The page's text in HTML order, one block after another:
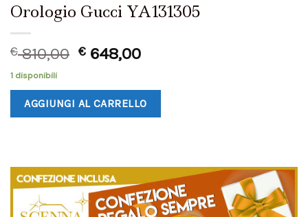
Orologio Gucci YA131305
€810,00 € 648,00
1 disponibili
AGGIUNGI AL CARRELLO